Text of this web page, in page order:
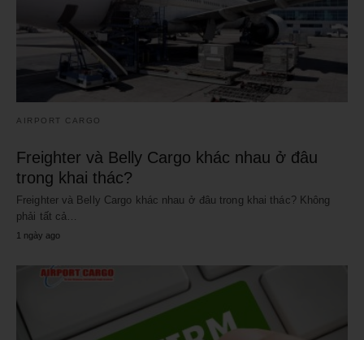
AIRPORT CARGO
Freighter và Belly Cargo khác nhau ở đâu
trong khai thác?
Freighter và Belly Cargo khác nhau ở đâu trong khai thác? Không
phải tất cả…
1 ngày ago